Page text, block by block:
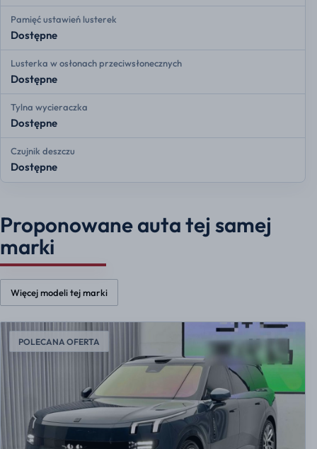
Pamięć ustawień lusterek
Dostępne
Lusterka w osłonach przeciwsłonecznych
Dostępne
Tylna wycieraczka
Dostępne
Czujnik deszczu
Dostępne
Proponowane auta tej samej
marki
Więcej modeli tej marki
POLECANA OFERTA